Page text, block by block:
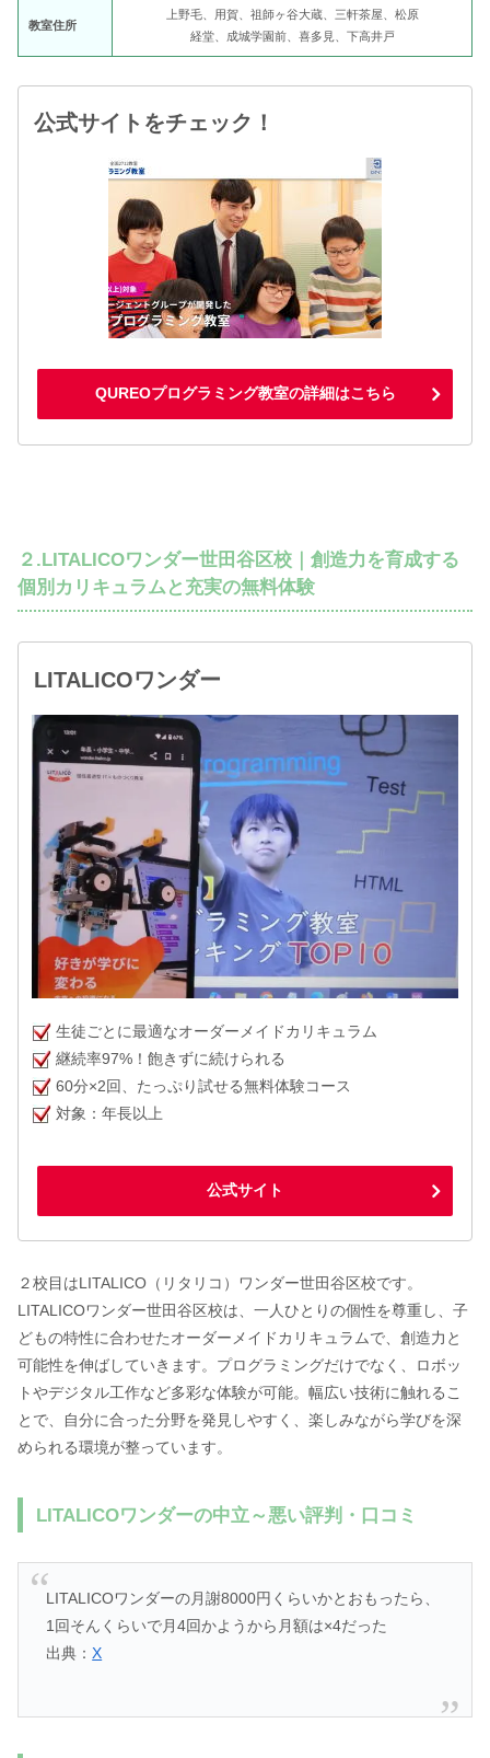
教室住所
上野毛、用賀、祖師ヶ谷大蔵、三軒茶屋、松原
経堂、成城学園前、喜多見、下高井戸
公式サイトをチェック！
QUREOプログラミング教室の詳細はこちら
２.LITALICOワンダー世田谷区校｜創造力を育成する
個別カリキュラムと充実の無料体験
LITALICOワンダー
生徒ごとに最適なオーダーメイドカリキュラム
継続率97%！飽きずに続けられる
60分×2回、たっぷり試せる無料体験コース
対象：年長以上
公式サイト
２校目はLITALICO（リタリコ）ワンダー世田谷区校です。
LITALICOワンダー世田谷区校は、一人ひとりの個性を尊重し、子
どもの特性に合わせたオーダーメイドカリキュラムで、創造力と
可能性を伸ばしていきます。プログラミングだけでなく、ロボッ
トやデジタル工作など多彩な体験が可能。幅広い技術に触れるこ
とで、自分に合った分野を発見しやすく、楽しみながら学びを深
められる環境が整っています。
LITALICOワンダーの中立～悪い評判・口コミ
LITALICOワンダーの月謝8000円くらいかとおもったら、
1回そんくらいで月4回かようから月額は×4だった
出典：X